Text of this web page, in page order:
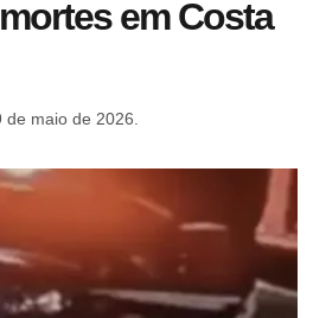
em Costa
de maio de 2026.